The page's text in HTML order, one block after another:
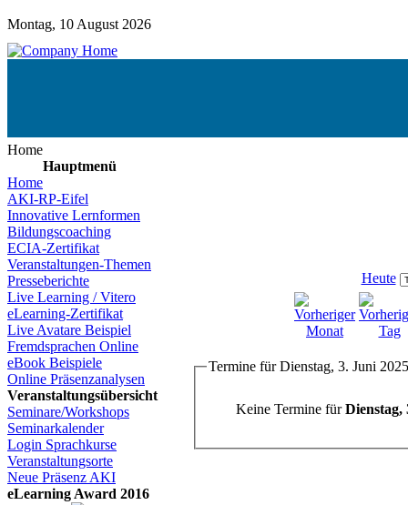
Montag, 10 August 2026
Home
Hauptmenü
Home
AKI-RP-Eifel
Innovative Lernformen
Bildungscoaching
ECIA-Zertifikat
Veranstaltungen-Themen
Presseberichte
Live Learning / Vitero
eLearning-Zertifikat
Live Avatare Beispiel
Fremdsprachen Online
eBook Beispiele
Online Präsenzanalysen
Veranstaltungsübersicht
Seminare/Workshops
Seminarkalender
Login Sprachkurse
Veranstaltungsorte
Neue Präsenz AKI
eLearning Award 2016
Heute
Termine für Dienstag, 3. Juni 2025
Keine Termine fürDienstag,